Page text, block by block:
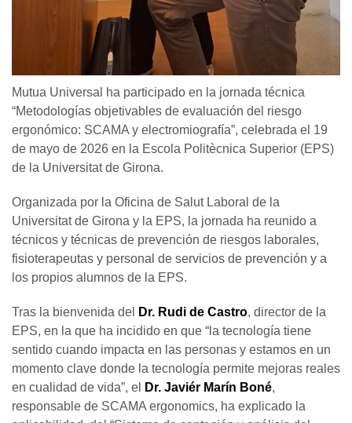
Mutua Universal ha participado en la jornada técnica
“Metodologías objetivables de evaluación del riesgo
ergonómico: SCAMA y electromiografía”, celebrada el 19
de mayo de 2026 en la Escola Politècnica Superior (EPS)
de la Universitat de Girona.
Organizada por la Oficina de Salut Laboral de la
Universitat de Girona y la EPS, la jornada ha reunido a
técnicos y técnicas de prevención de riesgos laborales,
fisioterapeutas y personal de servicios de prevención y a
los propios alumnos de la EPS.
Tras la bienvenida del Dr. Rudi de Castro, director de la
EPS, en la que ha incidido en que “la tecnología tiene
sentido cuando impacta en las personas y estamos en un
momento clave donde la tecnología permite mejoras reales
en cualidad de vida”, el
Dr. Javiér Marín Boné,
responsable de SCAMA ergonomics, ha explicado la